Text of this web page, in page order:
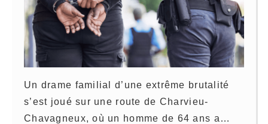
Un drame familial d’une extrême brutalité
s’est joué sur une route de Charvieu-
Chavagneux, où un homme de 64 ans a…